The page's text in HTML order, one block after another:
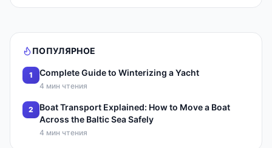
yacht — so you don’t find an aquarium or a mold
ПОПУЛЯРНОЕ
1 Complete Guide to Winterizing a Yacht
4 мин чтения
2
Boat Transport Explained: How to Move a Boat
Across the Baltic Sea Safely
4 мин чтения